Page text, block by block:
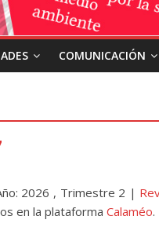
COMUNICACIÓN
2026 , Trimestre 2 |
en la plataforma Calaméo.